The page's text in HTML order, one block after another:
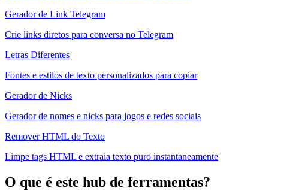
Gerador de Link Telegram
Crie links diretos para conversa no Telegram
Letras Diferentes
Fontes e estilos de texto personalizados para copiar
Gerador de Nicks
Gerador de nomes e nicks para jogos e redes sociais
Remover HTML do Texto
Limpe tags HTML e extraia texto puro instantaneamente
O que é este hub de ferramentas?